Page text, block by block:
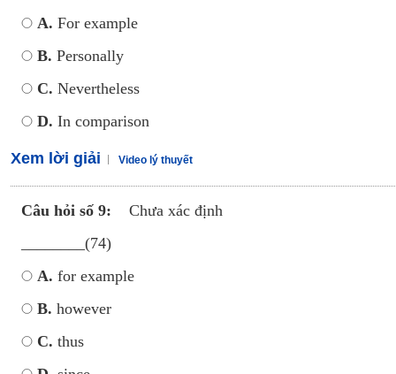
A. For example
B. Personally
C. Nevertheless
D. In comparison
Xem lời giải Video lý thuyết
Câu hỏi số 9:
Chưa xác định
________(74)
A. for example
B. however
C. thus